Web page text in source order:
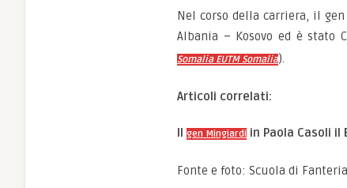
Nel corso della carriera, il
Albania – Kosovo ed è stato
Somalia EUTM Somalia).
Articoli correlati:
Il gen Mingiardi in Paola Casoli il
Fonte e foto: Scuola di Fanteria